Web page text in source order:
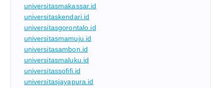
universitasmakassar.id
universitaskendari.id
universitasgorontalo.id
universitasmamuju.id
universitasambon.id
universitasmaluku.id
universitassofifi.id
universitasjayapura.id